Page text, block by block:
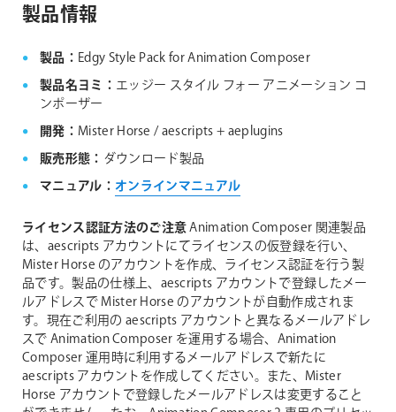
aescripts + aeplugins社 フローティングライセン
製品情報
製品： Edgy Style Pack for Animation Composer
製品名ヨミ： エッジー スタイル フォー アニメーション コ
ンポーザー
開発： Mister Horse / aescripts + aeplugins
販売形態： ダウンロード製品
マニュアル： オンラインマニュアル
ライセンス認証方法のご注意Animation Composer 関連製品
は、aescripts アカウントにてライセンスの仮登録を行い、
Mister Horse のアカウントを作成、ライセンス認証を行う製
品です。製品の仕様上、aescripts アカウントで登録したメー
ルアドレスで Mister Horse のアカウントが自動作成されま
す。現在ご利用の aescripts アカウントと異なるメールアドレ
スで Animation Composer を運用する場合、Animation
Composer 運用時に利用するメールアドレスで新たに
aescripts アカウントを作成してください。また、Mister
Horse アカウントで登録したメールアドレスは変更すること